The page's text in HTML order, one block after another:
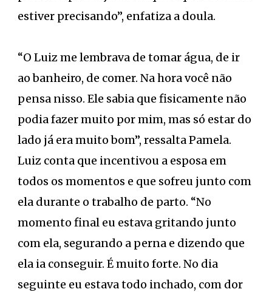
estiver precisando”, enfatiza a doula.
“O Luiz me lembrava de tomar água, de ir
ao banheiro, de comer. Na hora você não
pensa nisso. Ele sabia que fisicamente não
podia fazer muito por mim, mas só estar do
lado já era muito bom”, ressalta Pamela.
Luiz conta que incentivou a esposa em
todos os momentos e que sofreu junto com
ela durante o trabalho de parto. “No
momento final eu estava gritando junto
com ela, segurando a perna e dizendo que
ela ia conseguir. É muito forte. No dia
seguinte eu estava todo inchado, com dor